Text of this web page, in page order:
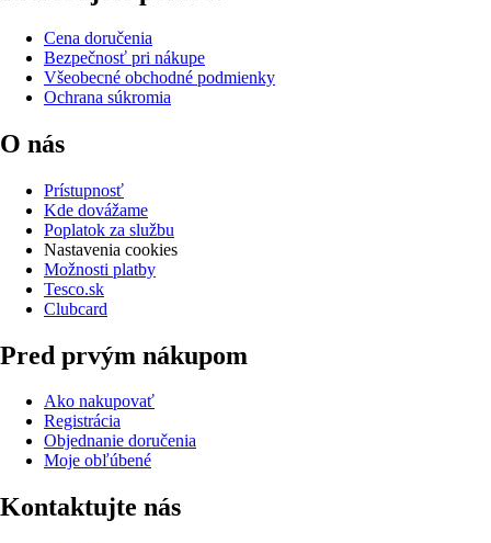
Cena doručenia
Bezpečnosť pri nákupe
Všeobecné obchodné podmienky
Ochrana súkromia
O nás
Prístupnosť
Kde dovážame
Poplatok za službu
Nastavenia cookies
Možnosti platby
Tesco.sk
Clubcard
Pred prvým nákupom
Ako nakupovať
Registrácia
Objednanie doručenia
Moje obľúbené
Kontaktujte nás